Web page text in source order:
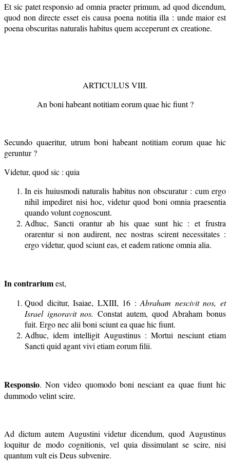
Et sic patet responsio ad omnia praeter primum, ad quod dicendum,
quod non directe esset eis causa poena notitia illa : unde maior est
poena obscuritas naturalis habitus quem acceperunt ex creatione.
ARTICULUS VIII.
An boni habeant notitiam eorum quae hic fiunt ?
Secundo quaeritur, utrum boni habeant notitiam eorum quae hic
geruntur ?
Videtur, quod sic : quia
In eis huiusmodi naturalis habitus non obscuratur : cum ergo
nihil impediret nisi hoc, videtur quod boni omnia praesentia
quando volunt cognoscunt.
Adhuc, Sancti orantur ab his quae sunt hic : et frustra
orarentur si non audirent, nec nostras scirent necessitates :
ergo videtur, quod sciunt eas, et eadem ratione omnia alia.
In contrariumest,
Quod dicitur, Isaiae, LXIII, 16 :Abraham nescivit nos, et
Israel ignoravit nos. Constat autem, quod Abraham bonus
fuit. Ergo nec alii boni sciunt ea quae hic fiunt.
Adhuc, idem intelligit Augustinus : Mortui nesciunt etiam
Sancti quid agant vivi etiam eorum filii.
Responsio. Non video quomodo boni nesciant ea quae fiunt hic
dummodo velint scire.
Ad dictum autem Augustini videtur dicendum, quod Augustinus
loquitur de modo cognitionis, vel quia dissimulant se scire, nisi
quantum vult eis Deus subvenire.